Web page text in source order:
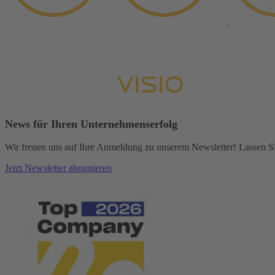
News für Ihren Unternehmenserfolg
Wir freuen uns auf Ihre Anmeldung zu unserem Newsletter! Lassen
Jetzt Newsletter abonnieren